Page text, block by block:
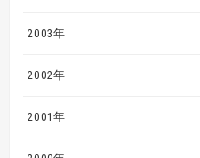
2003年
2002年
2001年